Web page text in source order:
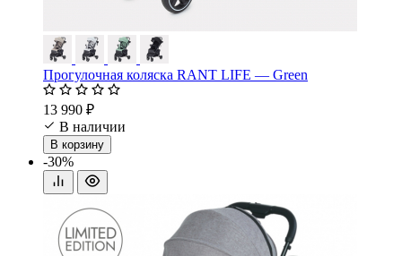
Прогулочная коляска RANT LIFE — Green
13 990 ₽
В наличии
В корзину
-30%